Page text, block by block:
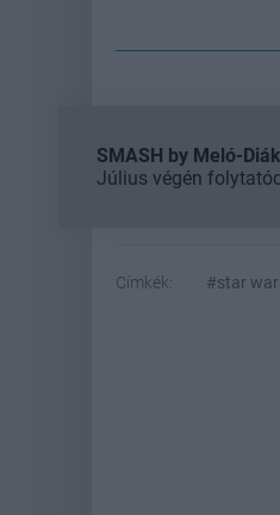
SMASH by Meló-
Július végén
Címkék: #star